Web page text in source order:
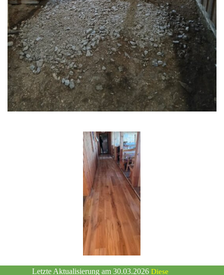
Letzte Aktualisierung am 30.03.2026 Diese